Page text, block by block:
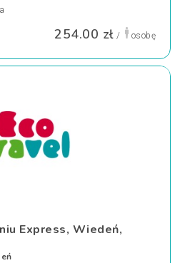
254.00 zł / osobę
Express, Wiedeń,